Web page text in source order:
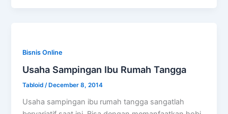
Bisnis Online
Usaha Sampingan Ibu Rumah Tangga
Tabloid/ December 8, 2014
Usaha sampingan ibu rumah tangga sangatlah